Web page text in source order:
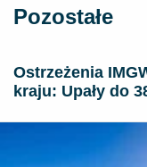
Pozostałe
Ostrzeżenia
kraju: Upały do